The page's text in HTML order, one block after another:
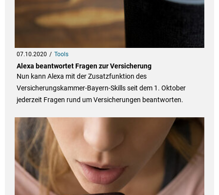
07.10.2020 Tools
Alexa beantwortet Fragen zur Versicherung
Nun kann Alexa mit der Zusatzfunktion des
Versicherungskammer-Bayern-Skills seit dem 1. Oktober
jederzeit Fragen rund um Versicherungen beantworten.